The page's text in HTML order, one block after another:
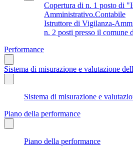
Copertura di n. 1 posto di
Amministrativo.Contabile
Istruttore di Vigilanza-
n. 2 posti presso il comune
Performance
Sistema di misurazione e valutazione
Sistema di misurazione e
Piano della performance
Piano della performance